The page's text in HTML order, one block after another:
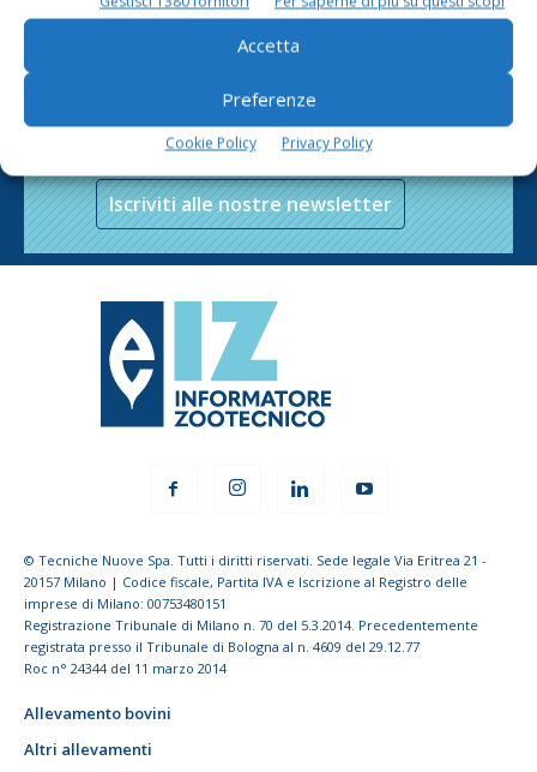
Accetta
Preferenze
Cookie Policy Privacy Policy
Rimani aggiornato sul mondo
dell’agricoltura
Iscriviti alle nostre newsletter
© Tecniche Nuove Spa. Tutti i diritti riservati. Sede legale Via Eritrea 21 -
20157 Milano | Codice fiscale, Partita IVA e Iscrizione al Registro delle
imprese di Milano: 00753480151
Registrazione Tribunale di Milano n. 70 del 5.3.2014. Precedentemente
registrata presso il Tribunale di Bologna al n. 4609 del 29.12.77
Roc n° 24344 del 11 marzo 2014
Allevamento bovini
Altri allevamenti